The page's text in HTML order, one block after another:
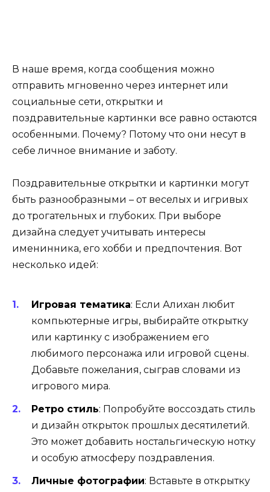
В наше время, когда сообщения можно
отправить мгновенно через интернет или
социальные сети, открытки и
поздравительные картинки все равно остаются
особенными. Почему? Потому что они несут в
себе личное внимание и заботу.
Поздравительные открытки и картинки могут
быть разнообразными – от веселых и игривых
до трогательных и глубоких. При выборе
дизайна следует учитывать интересы
именинника, его хобби и предпочтения. Вот
несколько идей:
Игровая тематика: Если Алихан любит
компьютерные игры, выбирайте открытку
или картинку с изображением его
любимого персонажа или игровой сцены.
Добавьте пожелания, сыграв словами из
игрового мира.
Ретро стиль: Попробуйте воссоздать стиль
и дизайн открыток прошлых десятилетий.
Это может добавить ностальгическую нотку
и особую атмосферу поздравления.
Личные фотографии: Вставьте в открытку